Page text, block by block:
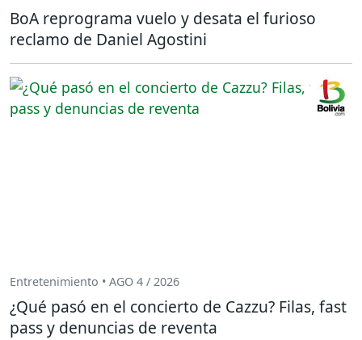
BoA reprograma vuelo y desata el furioso
reclamo de Daniel Agostini
Entretenimiento • AGO 4 / 2026
¿Qué pasó en el concierto de Cazzu? Filas, fast
pass y denuncias de reventa